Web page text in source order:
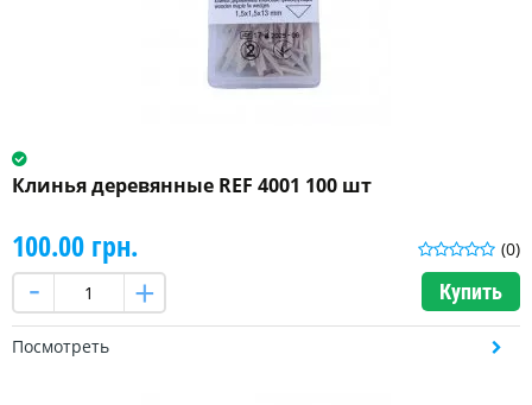
Клинья деревянные REF 4001 100 шт
(0)
100.00 грн.
Купить
Посмотреть